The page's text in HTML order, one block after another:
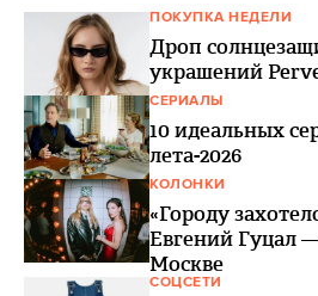
ПОКУПКА НЕДЕЛИ
Дроп
украшений
СЕРИАЛЫ
10 идеальных
лета-2026
КОЛОНКИ
«Городу
Евгений Гуцал
Москве
СОЦСЕТИ